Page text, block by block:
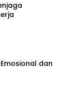
dan